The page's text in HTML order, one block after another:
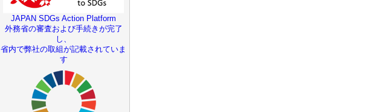
JAPAN SDGs Action Platform
外務省の審査および手続きが完了
し、
省内で弊社の取組が記載されていま
す